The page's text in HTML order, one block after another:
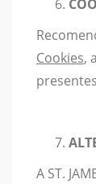
Cookies,
A ST.